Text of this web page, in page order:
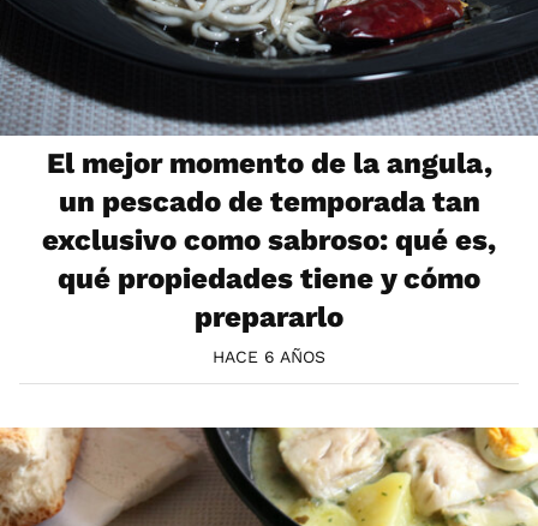
El mejor momento de la angula,
un pescado de temporada tan
exclusivo como sabroso: qué es,
qué propiedades tiene y cómo
prepararlo
HACE 6 AÑOS